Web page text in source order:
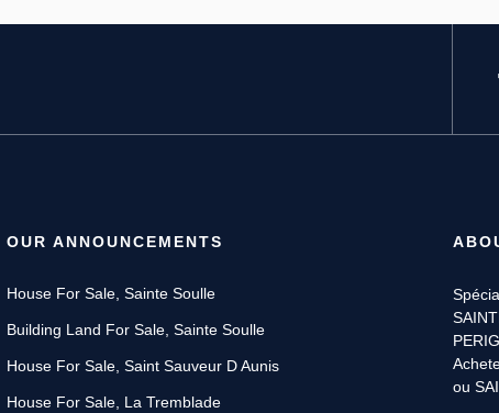
OUR ANNOUNCEMENTS
House For Sale, Sainte Soulle
Building Land For Sale, Sainte Soulle
House For Sale, Saint Sauveur D Aunis
House For Sale, La Tremblade
ou